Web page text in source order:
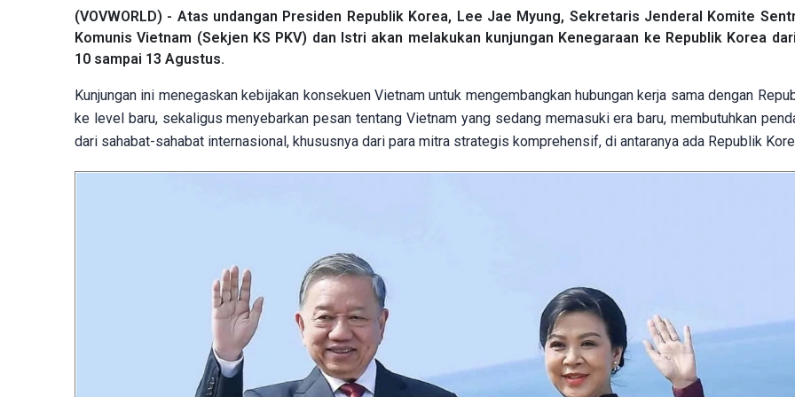
(VOVWORLD) - Atas undangan Presiden Republik Korea, Lee Jae Myung, Sekretaris Jenderal Komite
Komunis Vietnam (Sekjen KS PKV) dan Istri akan melakukan kunjungan Kenegaraan ke Republik Korea
10 sampai 13 Agustus.
Kunjungan ini menegaskan kebijakan konsekuen Vietnam untuk mengembangkan hubungan kerja sama dengan
ke level baru, sekaligus menyebarkan pesan tentang Vietnam yang sedang memasuki era baru, membutuhkan
dari sahabat-sahabat internasional, khususnya dari para mitra strategis komprehensif, di antaranya ada Republik